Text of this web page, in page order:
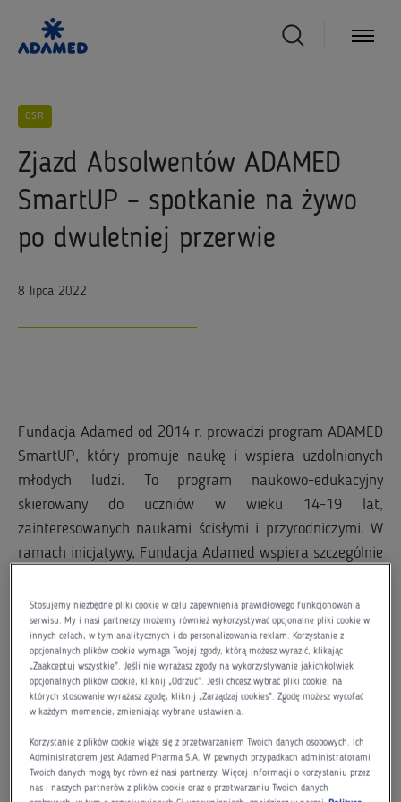
CSR
Zjazd Absolwentów ADAMED
SmartUP – spotkanie na żywo
po dwuletniej przerwie
8 lipca 2022
Fundacja Adamed od 2014 r. prowadzi program ADAMED
SmartUP, który promuje naukę i wspiera uzdolnionych
młodych ludzi. To program naukowo-edukacyjny
skierowany do uczniów w wieku 14-19 lat,
zainteresowanych naukami ścisłymi i przyrodniczymi. W
ramach inicjatywy, Fundacja Adamed wspiera szczególnie
rozwój własnych pasji pod skrzydłami doświadczonych
praktyków i cenionych naukowców. Podstawę działań
stanowi program stypendialny, do którego corocznie
rejestruje się kilka tysięcy uczniów zainteresowanych
udziałem w innowacyjnym obozie naukowym. Laureaci
nagrody głównej otrzymują pakiet konsultacji
edukacyjnych, a najlepsi spośród nich dodatkowe
wsparcie finansowe.
Stosujemy niezbędne pliki cookie w celu zapewnienia prawidłowego funkcjonowania
serwisu. My i nasi partnerzy możemy również wykorzystywać opcjonalne pliki cookie w
innych celach, w tym analitycznych i do personalizowania reklam. Korzystanie z
opcjonalnych plików cookie wymaga Twojej zgody, którą możesz wyrazić, klikając
„Zaakceptuj wszystkie”. Jeśli nie wyrażasz zgody na wykorzystywanie jakichkolwiek
opcjonalnych plików cookie, kliknij „Odrzuć”. Jeśli chcesz wybrać pliki cookie, na
których stosowanie wyrażasz zgodę, kliknij „Zarządzaj cookies”. Zgodę możesz wycofać
w każdym momencie, zmieniając wybrane ustawienia.
Korzystanie z plików cookie wiąże się z przetwarzaniem Twoich danych osobowych. Ich
Administratorem jest Adamed Pharma S.A. W pewnych przypadkach administratorami
Twoich danych mogą być również nasi partnerzy. Więcej informacji o korzystaniu przez
nas i naszych partnerów z plików cookie oraz o przetwarzaniu Twoich danych